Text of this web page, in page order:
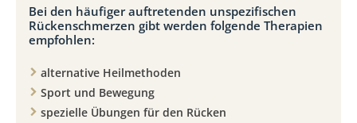
Bei den häufiger auftretenden unspezifischen
Rückenschmerzen gibt werden folgende Therapien
empfohlen:
alternative Heilmethoden
Sport und Bewegung
spezielle Übungen für den Rücken